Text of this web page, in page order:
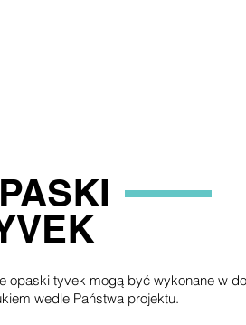
opaski tyvek mogą być wykonane w
wedle Państwa projektu.